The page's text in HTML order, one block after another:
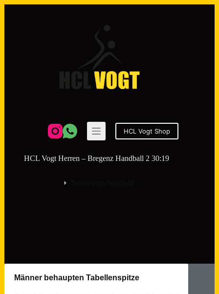
HCL Vogt Shop
HCL Vogt Herren – Bregenz Handball 2 30:19
Männer behaupten Tabellenspitze